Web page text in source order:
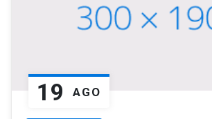
19 AGO